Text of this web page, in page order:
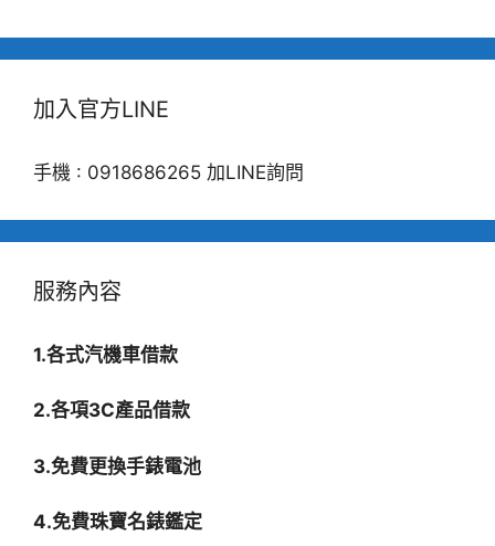
加入官方LINE
手機 : 0918686265 加LINE詢問
服務內容
1.各式汽機車借款
2.各項3C產品借款
3.免費更換手錶電池
4.免費珠寶名錶鑑定